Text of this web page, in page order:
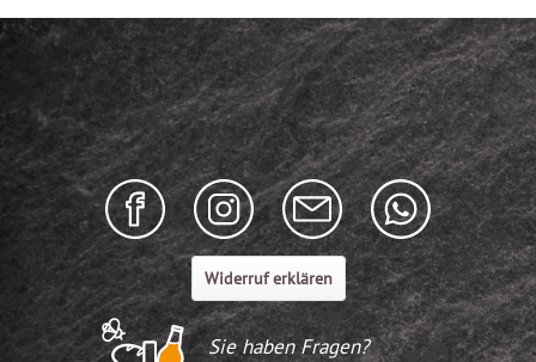
Widerruf erklären
Sie haben Fragen?